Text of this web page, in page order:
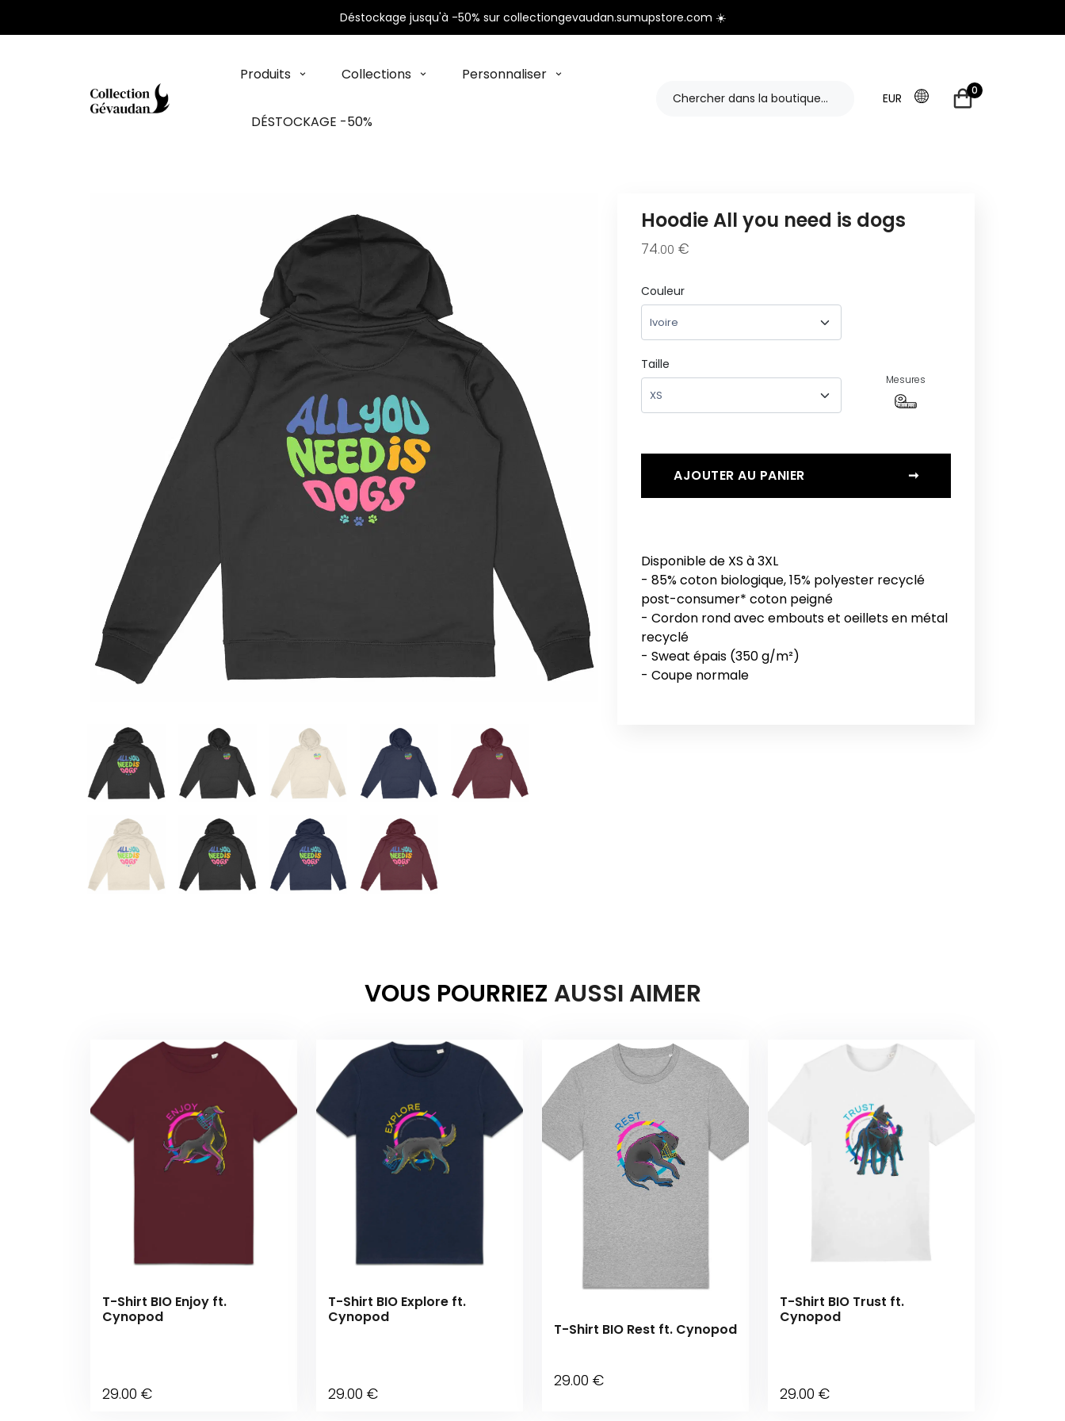
Déstockage jusqu'à -50% sur collectiongevaudan.sumupstore.com ☀️
Produits Collections Personnaliser
DÉSTOCKAGE -50%
EUR
0
Hoodie All you need is dogs
74.00 €
Couleur
Taille
Mesures
AJOUTER AU PANIER ➞
Disponible de XS à 3XL
- 85% coton biologique, 15% polyester recyclé
post-consumer* coton peigné
- Cordon rond avec embouts et oeillets en métal
recyclé
- Sweat épais (350 g/m²)
VOUS POURRIEZ AUSSI AIMER
T-Shirt BIO Enjoy ft.
Cynopod
29.00 €
T-Shirt BIO Explore ft.
Cynopod
29.00 €
T-Shirt BIO Rest ft. Cynopod
29.00 €
T-Shirt BIO Trust ft.
Cynopod
29.00 €